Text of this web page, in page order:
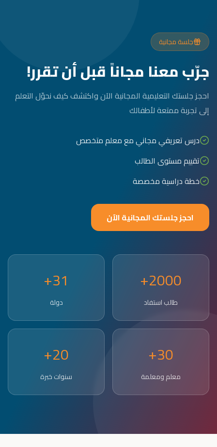
جلسة مجانية
جرّب معنا مجاناً قبل أن تقرر!
احجز جلستك التعليمية المجانية الآن واكتشف كيف نحوّل التعلم
إلى تجربة ممتعة لأطفالك
درس تعريفي مجاني مع معلم متخصص
تقييم مستوى الطالب
خطة دراسية مخصصة
احجز جلستك المجانية الآن
2000+
طالب استفاد
31+
دولة
30+
معلم ومعلمة
20+
سنوات خبرة